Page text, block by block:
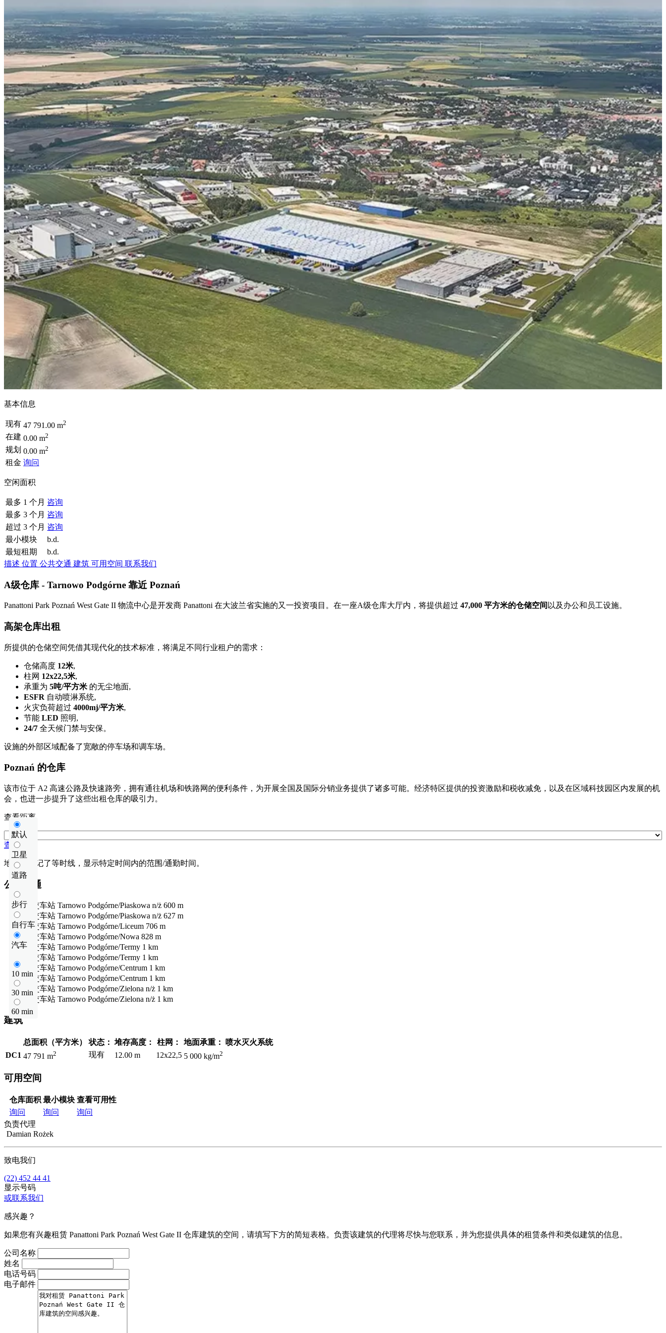
基本信息
现有 47 791.00 m2
在建 0.00 m2
规划 0.00 m2
租金 询问
空闲面积
最多 1 个月 咨询
最多 3 个月 咨询
超过 3 个月 咨询
最小模块
b.d.
最短租期
b.d.
描述 位置 公共交通 建筑 可用空间 联系我们
A级仓库 - Tarnowo Podgórne 靠近 Poznań
Panattoni Park Poznań West Gate II 物流中心是开发商 Panattoni 在大波兰省实施的又一投资项目。在一座A级仓库大厅内，将提供超过 47,000 平方米的仓储空间 以及办公和员工设施。
高架仓库出租
所提供的仓储空间凭借其现代化的技术标准，将满足不同行业租户的需求：
仓储高度 12米,
柱网 12x22,5米,
承重为 5吨/平方米 的无尘地面,
ESFR 自动喷淋系统,
火灾负荷超过 4000mj/平方米,
节能 LED 照明,
24/7 全天候门禁与安保。
设施的外部区域配备了宽敞的停车场和调车场。
Poznań 的仓库
该市位于 A2 高速公路及快速路旁，拥有通往机场和铁路网的便利条件，为开展全国及国际分销业务提供了诸多可能。经济特区提供的投资激励和税收减免，以及在区域科技园区内发展的机
会，也进一步提升了这些出租仓库的吸引力。
默认
卫星
道路
步行
自行车
汽车
10 min
30 min
60 min
查看距离
查看距离
地图上标记了等时线，显示特定时间内的范围/通勤时间。
公共交通
公交车站 Tarnowo Podgórne/Piaskowa n/ż 600 m
公交车站 Tarnowo Podgórne/Piaskowa n/ż 627 m
公交车站 Tarnowo Podgórne/Liceum 706 m
公交车站 Tarnowo Podgórne/Nowa 828 m
公交车站 Tarnowo Podgórne/Termy 1 km
公交车站 Tarnowo Podgórne/Termy 1 km
公交车站 Tarnowo Podgórne/Centrum 1 km
公交车站 Tarnowo Podgórne/Centrum 1 km
公交车站 Tarnowo Podgórne/Zielona n/ż 1 km
公交车站 Tarnowo Podgórne/Zielona n/ż 1 km
建筑
总面积（平方米） 状态： 堆存高度： 柱网： 地面承重：
喷水灭火系统
DC1 47 791 m2 现有 12.00 m 12x22,5 5 000 kg/m2
可用空间
仓库面积 最小模块 查看可用性
询问
询问
询问
负责代理
Damian Rożek
致电我们
(22) 452 44 41
显示号码
或联系我们
感兴趣？
如果您有兴趣租赁 Panattoni Park Poznań West Gate II 仓库建筑的空间，请填写下方的简短表格。负责该建筑的代理将尽快与您联系，并为您提供具体的租赁条件和类似建筑的信息。
公司名称
姓名
电话号码
电子邮件